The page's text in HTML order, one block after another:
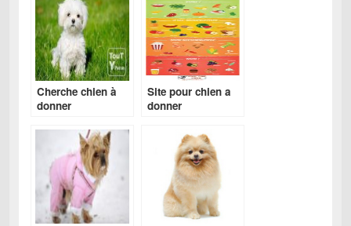
Cherche chien à
donner
Site pour chien a
donner